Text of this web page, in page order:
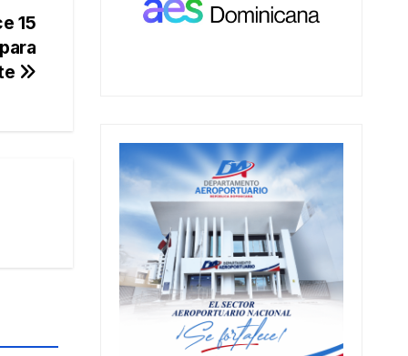
15